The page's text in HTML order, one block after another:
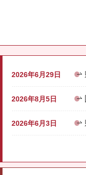
2026年6月29日
2026年8月5日
2026年6月3日